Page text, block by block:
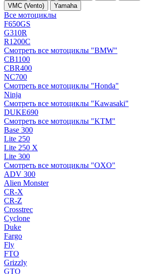
VMC (Vento)
Yamaha
Все мотоциклы
F650GS
G310R
R1200C
Смотреть все мотоциклы "BMW"
CB1100
CBR400
NC700
Смотреть все мотоциклы "Honda"
Ninja
Смотреть все мотоциклы "Kawasaki"
DUKE690
Смотреть все мотоциклы "KTM"
Base 300
Lite 250
Lite 250 X
Lite 300
Смотреть все мотоциклы "OXO"
ADV 300
Alien Monster
CR-X
CR-Z
Crosstrec
Cyclone
Duke
Fargo
Fly
FTO
Grizzly
GTO